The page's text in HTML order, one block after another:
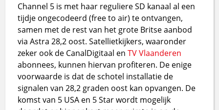
Channel 5 is met haar reguliere SD kanaal al een
tijdje ongecodeerd (free to air) te ontvangen,
samen met de rest van het grote Britse aanbod
via Astra 28,2 oost. Satellietkijkers, waaronder
zeker ook de CanalDigitaal enTV Vlaanderen
abonnees, kunnen hiervan profiteren. De enige
voorwaarde is dat de schotel installatie de
signalen van 28,2 graden oost kan opvangen. De
komst van 5 USA en 5 Star wordt mogelijk